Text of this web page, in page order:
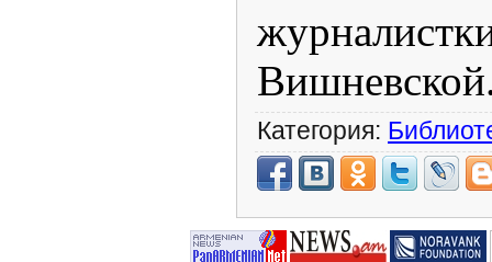
Категория: